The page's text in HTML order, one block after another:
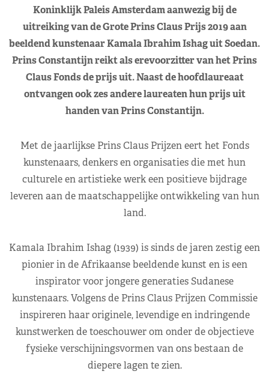
Koninklijk Paleis Amsterdam aanwezig bij de
uitreiking van de Grote Prins Claus Prijs 2019 aan
beeldend kunstenaar Kamala Ibrahim Ishag uit Soedan.
Prins Constantijn reikt als erevoorzitter van het Prins
Claus Fonds de prijs uit. Naast de hoofdlaureaat
ontvangen ook zes andere laureaten hun prijs uit
handen van Prins Constantijn.
Met de jaarlijkse Prins Claus Prijzen eert het Fonds
kunstenaars, denkers en organisaties die met hun
culturele en artistieke werk een positieve bijdrage
leveren aan de maatschappelijke ontwikkeling van hun
land.
Kamala Ibrahim Ishag (1939) is sinds de jaren zestig een
pionier in de Afrikaanse beeldende kunst en is een
inspirator voor jongere generaties Sudanese
kunstenaars. Volgens de Prins Claus Prijzen Commissie
inspireren haar originele, levendige en indringende
kunstwerken de toeschouwer om onder de objectieve
fysieke verschijningsvormen van ons bestaan de
diepere lagen te zien.